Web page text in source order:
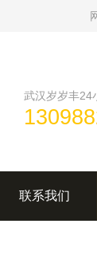
武汉岁岁丰24
联系我们